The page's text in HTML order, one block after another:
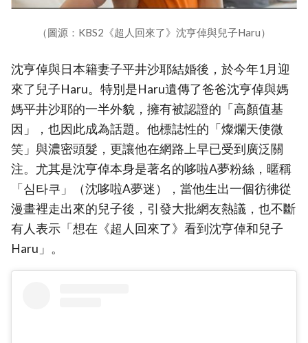
（圖源：KBS2《超人回來了》沈亨倬與兒子Haru）
沈亨倬與日本籍妻子平井沙耶結婚後，於今年1月迎
來了兒子Haru。特別是Haru遺傳了爸爸沈亨倬與媽
媽平井沙耶的一半外貌，擁有被認證的「高顏值基
因」，也因此成為話題。他標誌性的「燦爛天使微
笑」與濃密頭髮，更讓他在網路上早已受到廣泛關
注。尤其是沈亨倬本身是著名的哆啦A夢粉絲，暱稱
「심타쿠」（沈哆啦A夢迷），當他生出一個彷彿從
漫畫裡走出來的兒子後，引發大批網友熱議，也不斷
有人表示「想在《超人回來了》看到沈亨倬和兒子
Haru」。